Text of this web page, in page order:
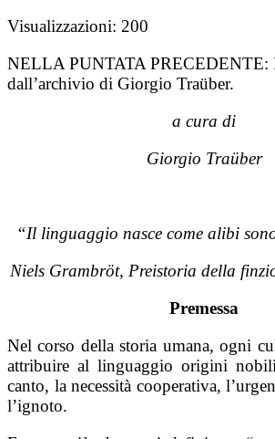
Visualizzazioni: 200
NELLA PUNTATA PRECEDENTE:
dall’archivio di Giorgio Traüber.
a cura di
Giorgio Traüber
“Il linguaggio nasce come alibi
Niels Grambröt, Preistoria della
Premessa
Nel corso della storia umana, ogni
attribuire al linguaggio origini
canto, la necessità cooperativa,
l’ignoto.